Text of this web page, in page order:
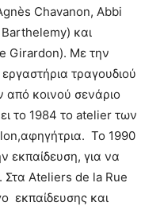
Chavanon, Abbi
και
Girardon). Με την
τραγουδιού
κοινού σενάριο
το 1984 το atelier των
Το 1990
εκπαίδευση, για να
Στα Αteliers de la Rue
εκπαίδευσης και